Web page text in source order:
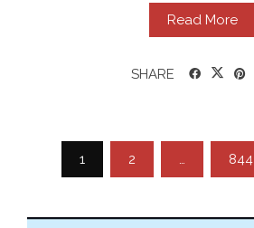
Read More
SHARE
Posts
pagination
1 2 … 844